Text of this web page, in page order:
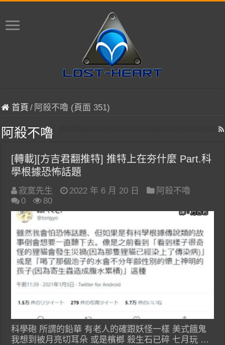
首頁 / 阿殺不嚕 (頁面 351)
阿殺不嚕
[轉載][方吉君翻推特] 推特上在夯什麼 Part.科
學根據恐怖話題
寂寞先生 2022 年 6 月 20 日
阿殺不嚕
0
80
科學砲 所謂的鉛華 有老人的確跟妖怪一樣 美式餓鬼
我想到被月亮切耳朵 或是檳榔 殺生石已碎 七月玩 …